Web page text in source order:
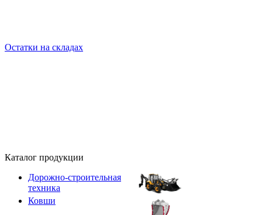
Остатки на складах
Каталог продукции
Дорожно-строительная
техника
Ковши